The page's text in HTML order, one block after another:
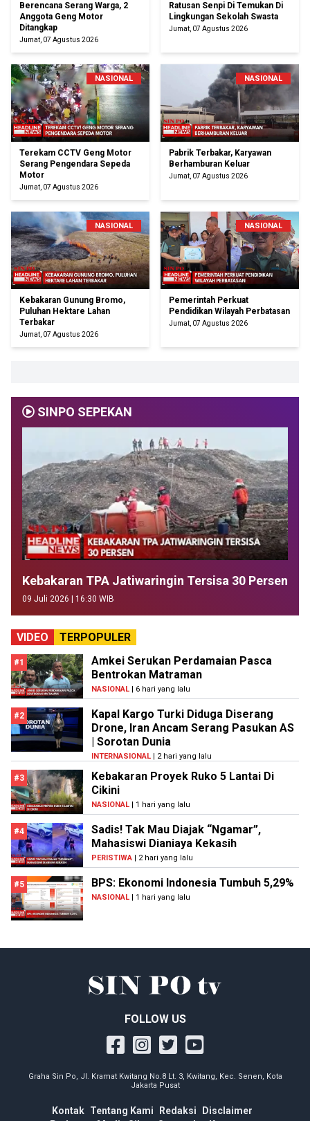
Berencana Serang Warga, 2
Anggota Geng Motor
Ditangkap
Jumat, 07 Agustus 2026
Ratusan Senpi Di Temukan Di
Lingkungan Sekolah Swasta
Jumat, 07 Agustus 2026
NASIONAL
Terekam CCTV Geng Motor
Serang Pengendara Sepeda
Motor
Jumat, 07 Agustus 2026
NASIONAL
Pabrik Terbakar, Karyawan
Berhamburan Keluar
Jumat, 07 Agustus 2026
NASIONAL
Kebakaran Gunung Bromo,
Puluhan Hektare Lahan
Terbakar
Jumat, 07 Agustus 2026
NASIONAL
Pemerintah Perkuat
Pendidikan Wilayah Perbatasan
Jumat, 07 Agustus 2026
SINPO SEPEKAN
Kebakaran TPA Jatiwaringin Tersisa 30 Persen
09 Juli 2026 | 16:30 WIB
VIDEO TERPOPULER
#1
Amkei Serukan Perdamaian Pasca
Bentrokan Matraman
NASIONAL | 6 hari yang lalu
#2
Kapal Kargo Turki Diduga Diserang
Drone, Iran Ancam Serang Pasukan AS
| Sorotan Dunia
INTERNASIONAL | 2 hari yang lalu
#3
Kebakaran Proyek Ruko 5 Lantai Di
Cikini
NASIONAL | 1 hari yang lalu
#4
Sadis! Tak Mau Diajak “Ngamar”,
Mahasiswi Dianiaya Kekasih
PERISTIWA | 2 hari yang lalu
#5 BPS: Ekonomi Indonesia Tumbuh 5,29%
NASIONAL | 1 hari yang lalu
FOLLOW US
Graha Sin Po, Jl. Kramat Kwitang No.8 Lt. 3, Kwitang, Kec. Senen, Kota
Jakarta Pusat
Kontak Tentang Kami Redaksi
Disclaimer